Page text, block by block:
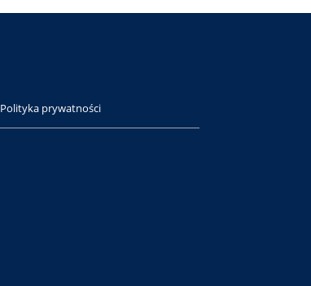
Polityka prywatności